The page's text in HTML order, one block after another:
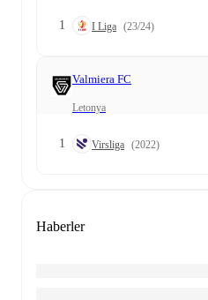
1 I Liga (23/24)
Valmiera FC
Letonya
1 Virsliga (2022)
Haberler